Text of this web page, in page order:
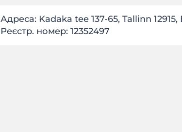
Адреса: Kadaka tee 137-65, Tallinn 12915,
Реєстр. номер: 12352497